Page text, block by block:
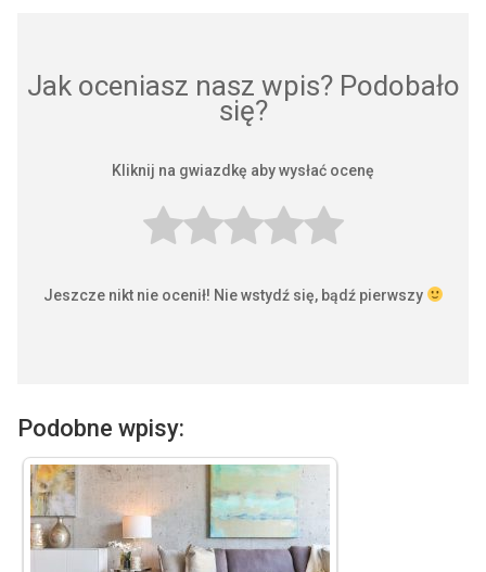
Jak oceniasz nasz wpis? Podobało
się?
Kliknij na gwiazdkę aby wysłać ocenę
Jeszcze nikt nie ocenił! Nie wstydź się, bądź pierwszy
Podobne wpisy: